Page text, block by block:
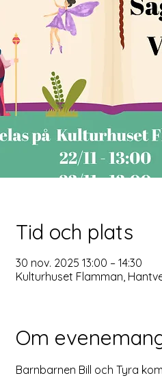
Tid och plats
30 nov. 2025 13:00 – 14:30
Kulturhuset Flamman,
Om
Barnbarnen Bill och Tyra